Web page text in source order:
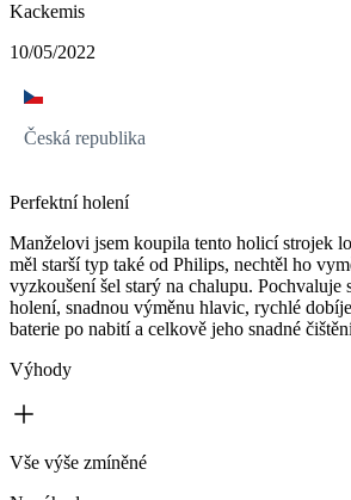
Kackemis
10/05/2022
Česká republika
Perfektní holení
Manželovi jsem koupila tento holicí strojek
měl starší typ také od Philips, nechtěl ho
vyzkoušení šel starý na chalupu. Pochvaluje
holení, snadnou výměnu hlavic, rychlé
baterie po nabití a celkově jeho snadné
Výhody
Vše výše zmíněné